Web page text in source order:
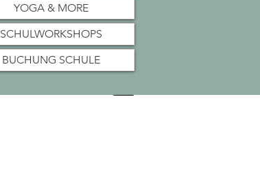
YOGA & MORE
SCHULWORKSHOPS
BUCHUNG SCHULE